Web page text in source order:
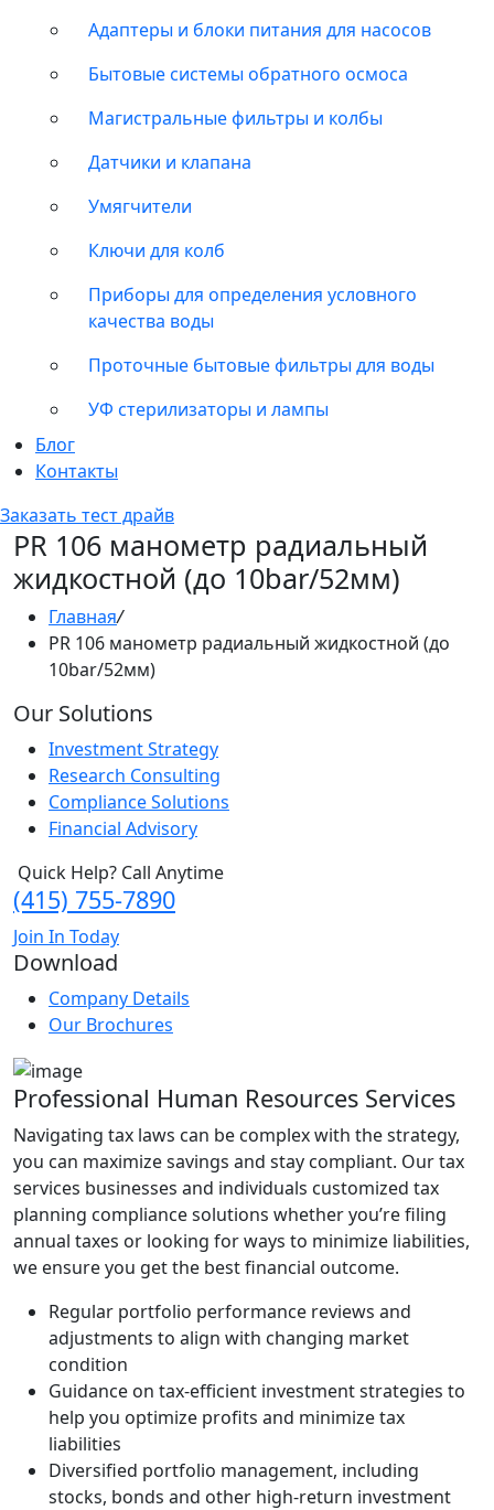
Адаптеры и блоки питания для насосов
Бытовые системы обратного осмоса
Магистральные фильтры и колбы
Датчики и клапана
Умягчители
Ключи для колб
Приборы для определения условного
качества воды
Проточные бытовые фильтры для воды
УФ стерилизаторы и лампы
Блог
Контакты
Заказать тест драйв
PR 106 манометр радиальный
жидкостной (до 10bar/52мм)
Главная/
PR 106 манометр радиальный жидкостной (до
10bar/52мм)
Our Solutions
Investment Strategy
Research Consulting
Compliance Solutions
Financial Advisory
Quick Help? Call Anytime
(415) 755-7890
Join In Today
Download
Company Details
Our Brochures
Professional Human Resources Services
Navigating tax laws can be complex with the strategy,
you can maximize savings and stay compliant. Our tax
services businesses and individuals customized tax
planning compliance solutions whether you’re filing
annual taxes or looking for ways to minimize liabilities,
we ensure you get the best financial outcome.
Regular portfolio performance reviews and
adjustments to align with changing market
condition
Guidance on tax-efficient investment strategies to
help you optimize profits and minimize tax
liabilities
Diversified portfolio management, including
stocks, bonds and other high-return investment